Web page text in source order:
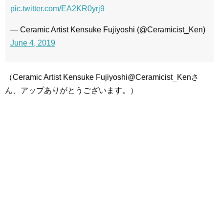
pic.twitter.com/EA2KR0yrj9
— Ceramic Artist Kensuke Fujiyoshi (@Ceramicist_Ken)
June 4, 2019
（Ceramic Artist Kensuke Fujiyoshi@Ceramicist_Kenさ
ん、アップありがとうございます。）